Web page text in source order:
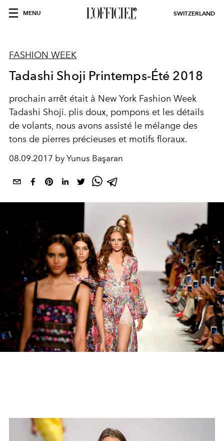
MENU SWITZERLAND
FASHION WEEK
Tadashi Shoji Printemps-Été 2018
prochain arrêt était à New York Fashion Week
Tadashi Shoji. plis doux, pompons et les détails
de volants, nous avons assisté le mélange des
tons de pierres précieuses et motifs floraux.
08.09.2017 by Yunus Başaran